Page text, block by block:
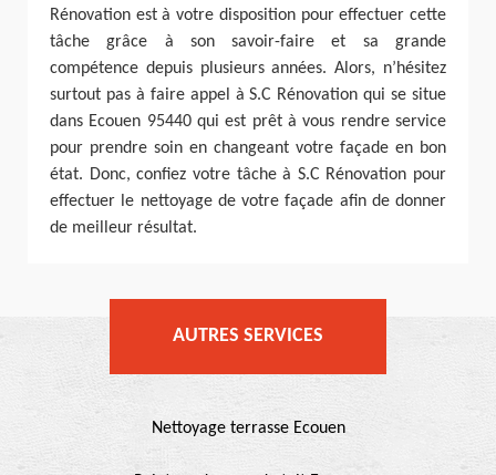
Rénovation est à votre disposition pour effectuer cette
tâche grâce à son savoir-faire et sa grande
compétence depuis plusieurs années. Alors, n’hésitez
surtout pas à faire appel à S.C Rénovation qui se situe
dans Ecouen 95440 qui est prêt à vous rendre service
pour prendre soin en changeant votre façade en bon
état. Donc, confiez votre tâche à S.C Rénovation pour
effectuer le nettoyage de votre façade afin de donner
de meilleur résultat.
AUTRES SERVICES
Nettoyage terrasse Ecouen